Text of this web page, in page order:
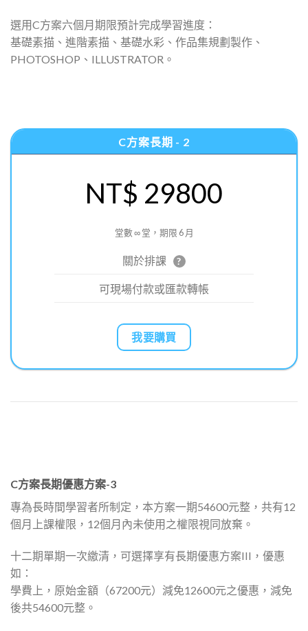
選用C方案六個月期限預計完成學習進度：
基礎素描、進階素描、基礎水彩、作品集規劃製作、
PHOTOSHOP、ILLUSTRATOR。
C方案長期 - 2
NT$ 29800
堂數 ∞ 堂，期限 6 月
關於排課 ?
可現場付款或匯款轉帳
我要購買
C方案長期優惠方案-3
專為長時間學習者所制定，本方案一期54600元整，共有12
個月上課權限，12個月內未使用之權限視同放棄。
十二期單期一次繳清，可選擇享有長期優惠方案III，優惠
如：
學費上，原始金額（67200元）減免12600元之優惠，減免
後共54600元整。